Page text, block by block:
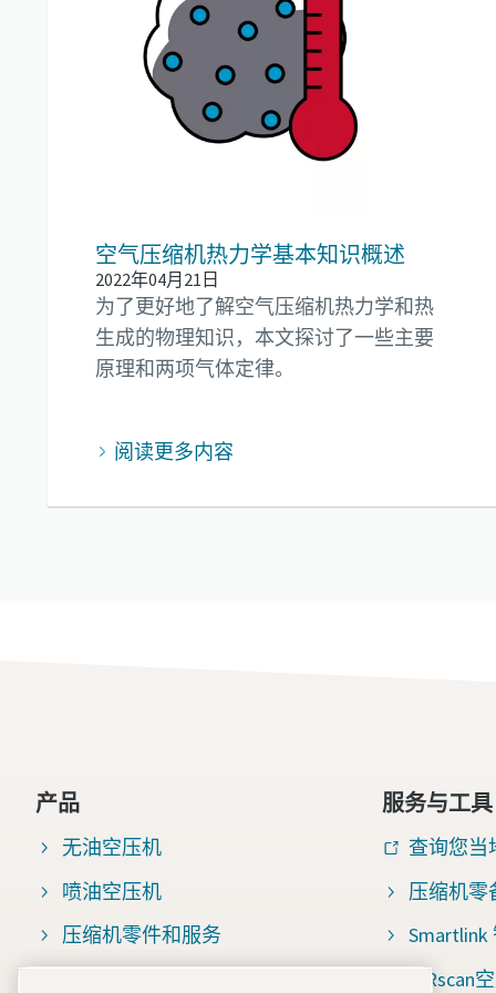
空气压缩机热力学基本知识概述
2022年04月21日
为了更好地了解空气压缩机热力学和热
生成的物理知识，本文探讨了一些主要
原理和两项气体定律。
阅读更多内容
产品
无油空压机
喷油空压机
压缩机零件和服务
服务与工具
查询您当
压缩机零
Smartlink
AIRscan